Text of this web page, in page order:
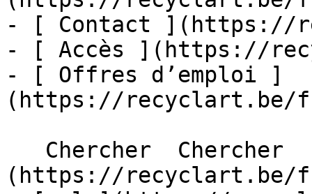
- [ Contact ](https://
- [ Accès ](https://
- [ Offres d’emploi ]
(https://recyclart.be/
(https://recyclart.be/